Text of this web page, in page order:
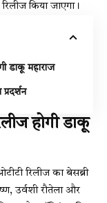
किया जाएगा।
डाकू महाराज
होगी डाकू
रिलीज का बेसब्री
उर्वशी रौतेला और